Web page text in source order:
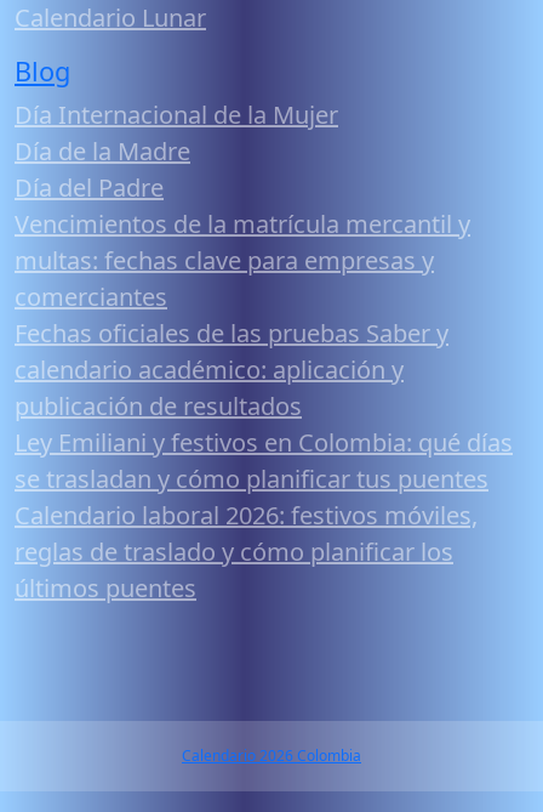
Calendario Lunar
Blog
Día Internacional de la Mujer
Día de la Madre
Día del Padre
Vencimientos de la matrícula mercantil y
multas: fechas clave para empresas y
comerciantes
Fechas oficiales de las pruebas Saber y
calendario académico: aplicación y
publicación de resultados
Ley Emiliani y festivos en Colombia: qué días
se trasladan y cómo planificar tus puentes
Calendario laboral 2026: festivos móviles,
reglas de traslado y cómo planificar los
últimos puentes
Calendario 2026 Colombia